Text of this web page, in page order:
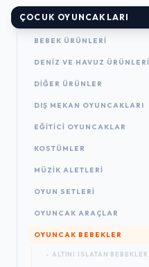
ÇOCUK OYUNCAKLARI
BEBEK ÜRÜNLERI
DENIZ VE HAVUZ ÜRÜNLERI
DIĞER ÜRÜNLER
DIŞ MEKAN OYUNCAKLARI
EĞITICI OYUNCAKLAR
KOSTÜMLER
MÜZIK ALETLERI
OYUN SETLERI
OYUNCAK ARAÇLAR
OYUNCAK BEBEKLER
- ALTINI ISLATAN BEBEKLER